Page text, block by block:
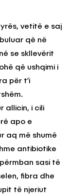
vetitë e saj
që në
se skllevërit
që ushqimi i
për t’i
allicin, i cili
apo e
aq më shumë
antibiotike
sasi të
fibra dhe
të njeriut